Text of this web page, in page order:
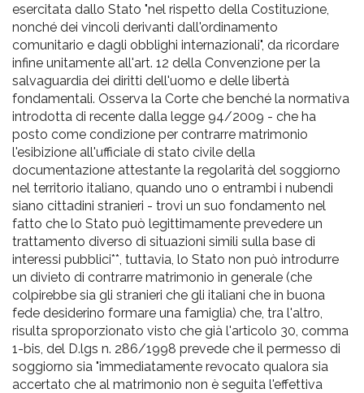
esercitata dallo Stato "nel rispetto della Costituzione,
nonché dei vincoli derivanti dall'ordinamento
comunitario e dagli obblighi internazionali", da ricordare
infine unitamente all'art. 12 della Convenzione per la
salvaguardia dei diritti dell'uomo e delle libertà
fondamentali. Osserva la Corte che benché la normativa
introdotta di recente dalla legge 94/2009 - che ha
posto come condizione per contrarre matrimonio
l'esibizione all'ufficiale di stato civile della
documentazione attestante la regolarità del soggiorno
nel territorio italiano, quando uno o entrambi i nubendi
siano cittadini stranieri - trovi un suo fondamento nel
fatto che lo Stato può legittimamente prevedere un
trattamento diverso di situazioni simili sulla base di
interessi pubblici**, tuttavia, lo Stato non può introdurre
un divieto di contrarre matrimonio in generale (che
colpirebbe sia gli stranieri che gli italiani che in buona
fede desiderino formare una famiglia) che, tra l'altro,
risulta sproporzionato visto che già l'articolo 30, comma
1-bis, del D.lgs n. 286/1998 prevede che il permesso di
soggiorno sia "immediatamente revocato qualora sia
accertato che al matrimonio non è seguita l'effettiva